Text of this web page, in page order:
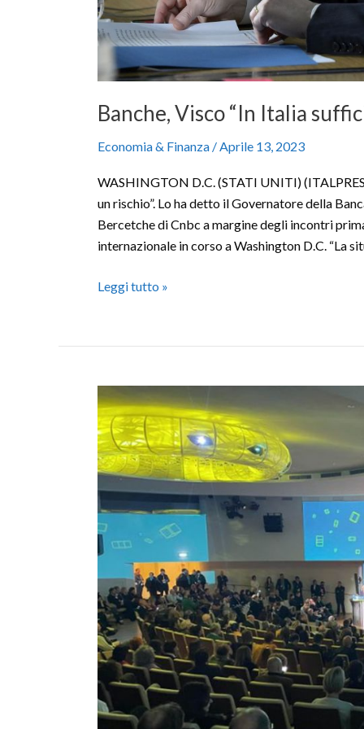
Banche, Visco “In Italia
Economia & Finanza /Aprile 13, 2023
WASHINGTON D.C. (STATI UNITI)
un rischio”. Lo ha detto il Governatore della
Bercetche di Cnbc a margine degli incontri
internazionale in corso a Washington D.C. “La
Leggi tutto »
Fondimpresa
“Non
c’è
crescita
senza
risorse
adeguatamente
formate”